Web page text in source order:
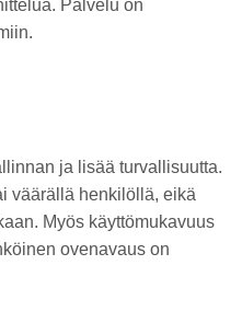
Palvelu on
ja lisää turvallisuutta.
väärällä henkilöllä, eikä
Myös käyttömukavuus
ovenavaus on